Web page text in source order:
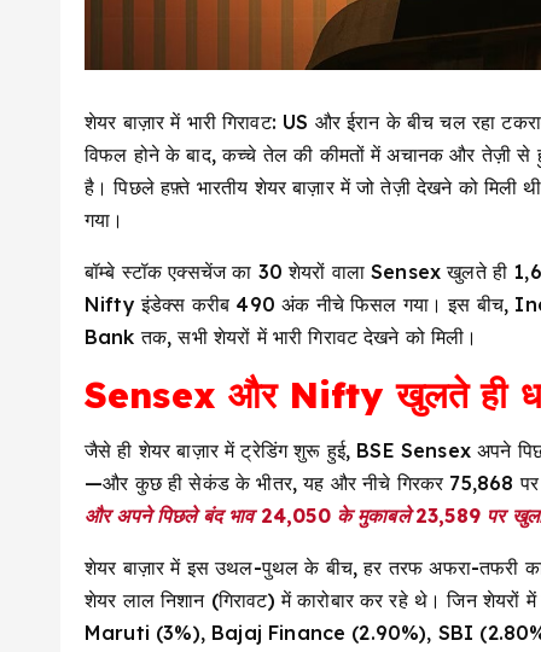
शेयर बाज़ार में भारी गिरावट: US और ईरान के बीच चल रहा
विफल होने के बाद, कच्चे तेल की कीमतों में अचानक और तेज़ी से
है। पिछले हफ़्ते भारतीय शेयर बाज़ार में जो तेज़ी देखने को मिली
गया।
बॉम्बे स्टॉक एक्सचेंज का 30 शेयरों वाला Sensex खुलते ही
Nifty इंडेक्स करीब 490 अंक नीचे फिसल गया। इस
Bank तक, सभी शेयरों में भारी गिरावट देखने को मिली।
Sensex और Nifty खुलते ही
जैसे ही शेयर बाज़ार में ट्रेडिंग शुरू हुई, BSE Sensex अपने
—और कुछ ही सेकंड के भीतर, यह और नीचे गिरकर 75,868 पर
और अपने पिछले बंद भाव 24,050 के मुकाबले 23,589 पर
शेयर बाज़ार में इस उथल-पुथल के बीच, हर तरफ अफरा-तफरी
शेयर लाल निशान (गिरावट) में कारोबार कर रहे थे। जिन
Maruti (3%), Bajaj Finance (2.90%), SBI